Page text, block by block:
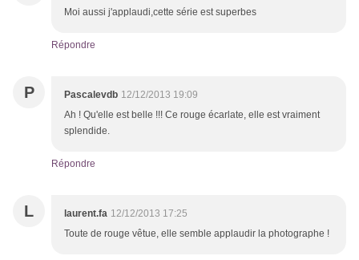
Moi aussi j'applaudi,cette série est superbes
Répondre
P Pascalevdb 12/12/2013 19:09
Ah ! Qu'elle est belle !!! Ce rouge écarlate, elle est vraiment
splendide.
Répondre
L laurent.fa 12/12/2013 17:25
Toute de rouge vêtue, elle semble applaudir la photographe !